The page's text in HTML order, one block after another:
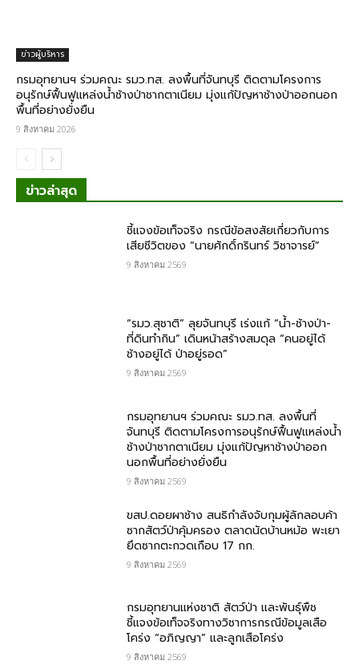
ข่าวผู้บริหาร
กรมอุทยานฯ ร่วมคณะ รมว.ทส. ลงพื้นที่จันทบุรี ติดตามโครงการ
อนุรักษ์ฟื้นฟูแหล่งน้ำช้างป่าชากตาเนียม มุ่งแก้ปัญหาช้างป่าออกนอก
พื้นที่อย่างยั่งยืน
9 สิงหาคม 2026
ข่าวล่าสุด
ชี้แจงข้อเท็จจริง กรณีข้อสงสัยเกี่ยวกับการ
เสียชีวิตของ “นายศักดิ์กรินทร์ วิชาจารย์”
9 สิงหาคม 2569
“รมว.สุชาติ” ลุยจันทบุรี เร่งแก้ “น้ำ-ช้างป่า-
ที่ดินทำกิน” เดินหน้าสร้างสมดุล “คนอยู่ได้
ช้างอยู่ได้ ป่าอยู่รอด”
9 สิงหาคม 2569
กรมอุทยานฯ ร่วมคณะ รมว.ทส. ลงพื้นที่
จันทบุรี ติดตามโครงการอนุรักษ์ฟื้นฟูแหล่งน้ำ
ช้างป่าชากตาเนียม มุ่งแก้ปัญหาช้างป่าออก
นอกพื้นที่อย่างยั่งยืน
9 สิงหาคม 2569
ขสป.ดอยผาช้าง สนธิกำลังจับกุมผู้ลักลอบค้า
ซากสัตว์ป่าคุ้มครอง ตลาดนัดบ้านหม้อ พะเยา
ยึดซากตะกวดเกือบ 17 กก.
9 สิงหาคม 2569
กรมอุทยานแห่งชาติ สัตว์ป่า และพันธุ์พืช​
ชี้แจงข้อเท็จจริงทางวิชาการกรณีข้อมูลเสือ
โคร่ง “อภิญญา” และลูกเสือโคร่ง
9 สิงหาคม 2569